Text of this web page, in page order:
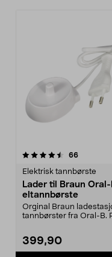
66
Elektrisk tannbørste
Lader til Braun Oral-
eltannbørste
Orginal Braun
tannbørster fra Oral-B.
399,90
5.0av 5 stjerner